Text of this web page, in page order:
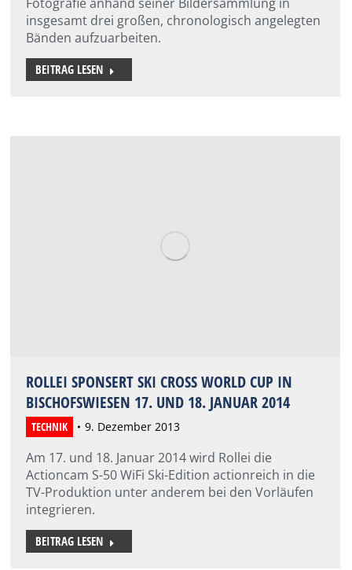
insgesamt drei großen, chronologisch angelegten
Bänden aufzuarbeiten.
BEITRAG LESEN
ROLLEI SPONSERT SKI CROSS WORLD CUP IN
BISCHOFSWIESEN 17. UND 18. JANUAR 2014
TECHNIK 9. Dezember 2013
Am 17. und 18. Januar 2014 wird Rollei die
Actioncam S-50 WiFi Ski-Edition actionreich in die
TV-Produktion unter anderem bei den Vorläufen
integrieren.
BEITRAG LESEN